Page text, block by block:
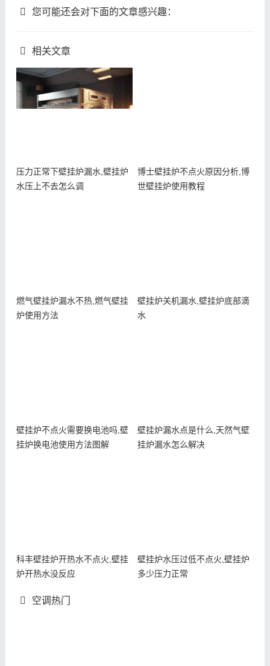
您可能还会对下面的文章感兴趣：
相关文章
压力正常下壁挂炉漏水,壁挂炉
水压上不去怎么调
博士壁挂炉不点火原因分析,博
世壁挂炉使用教程
燃气壁挂炉漏水不热,燃气壁挂
炉使用方法
壁挂炉关机漏水,壁挂炉底部滴
水
壁挂炉不点火需要换电池吗,壁
挂炉换电池使用方法图解
壁挂炉漏水点是什么,天然气壁
挂炉漏水怎么解决
科丰壁挂炉开热水不点火,壁挂
炉开热水没反应
壁挂炉水压过低不点火,壁挂炉
多少压力正常
空调热门